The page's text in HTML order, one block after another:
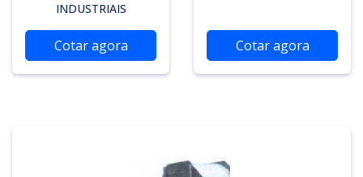
INDUSTRIAIS
Cotar agora Cotar agora